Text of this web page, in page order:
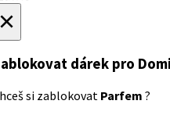
dárek pro
si zablokovat Parfem ?